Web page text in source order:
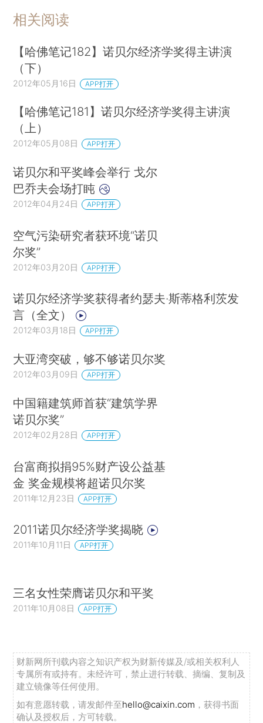
相关阅读
【哈佛笔记182】诺贝尔经济学奖得主讲演
（下）
2012年05月16日 APP打开
【哈佛笔记181】诺贝尔经济学奖得主讲演
（上）
2012年05月08日 APP打开
诺贝尔和平奖峰会举行 戈尔
巴乔夫会场打盹
2012年04月24日 APP打开
空气污染研究者获环境“诺贝
尔奖”
2012年03月20日 APP打开
诺贝尔经济学奖获得者约瑟夫·斯蒂格利茨发
言（全文）
2012年03月18日 APP打开
大亚湾突破，够不够诺贝尔奖
2012年03月09日 APP打开
中国籍建筑师首获“建筑学界
诺贝尔奖”
2012年02月28日 APP打开
台富商拟捐95%财产设公益基
金 奖金规模将超诺贝尔奖
2011年12月23日 APP打开
2011诺贝尔经济学奖揭晓
2011年10月11日 APP打开
三名女性荣膺诺贝尔和平奖
2011年10月08日 APP打开
财新网所刊载内容之知识产权为财新传媒及/或相关权利人
专属所有或持有。未经许可，禁止进行转载、摘编、复制及
建立镜像等任何使用。
如有意愿转载，请发邮件至hello@caixin.com ，获得书面
确认及授权后，方可转载。